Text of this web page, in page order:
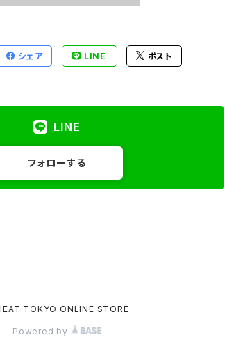
シェア LINE ポスト
LINE
フォローする
TOKYO ONLINE STORE
Powered by